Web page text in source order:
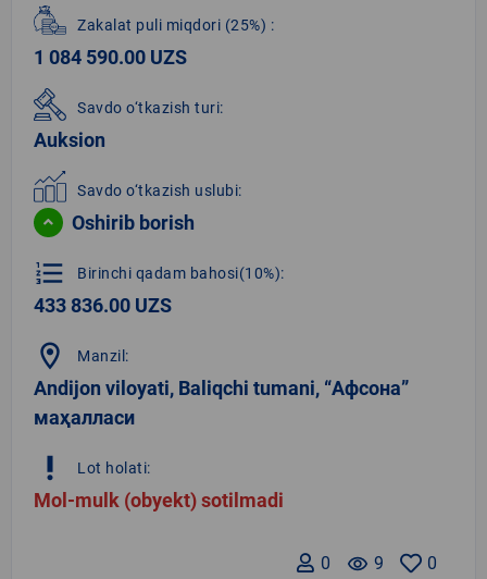
Zakalat puli miqdori (25%) :
1 084 590.00 UZS
Savdo o‘tkazish turi:
Auksion
Savdo o‘tkazish uslubi:
Oshirib borish
format_list_numbered Birinchi qadam bahosi(10%):
433 836.00 UZS
location_on Manzil:
Andijon viloyati, Baliqchi tumani, “Афсона”
маҳалласи
priority_high Lot holati:
Mol-mulk (obyekt) sotilmadi
0
remove_red_eye 9
0